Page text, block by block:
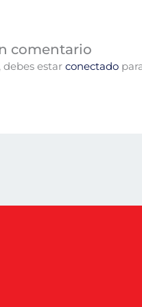
comentario
debes estarconectado